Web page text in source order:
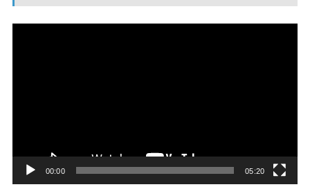
00:00 05:20